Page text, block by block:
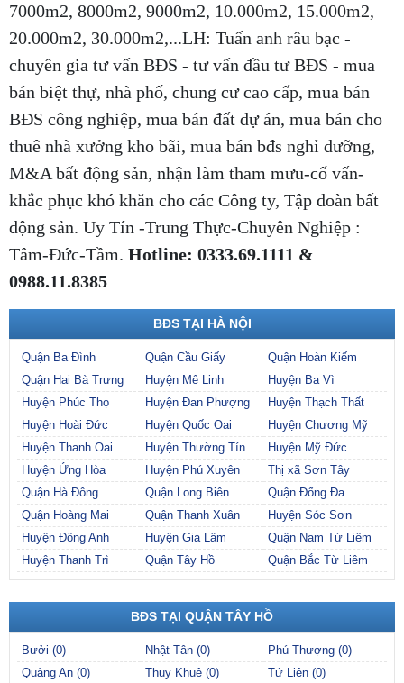
7000m2, 8000m2, 9000m2, 10.000m2, 15.000m2,
20.000m2, 30.000m2,...LH: Tuấn anh râu bạc -
chuyên gia tư vấn BĐS - tư vấn đầu tư BĐS - mua
bán biệt thự, nhà phố, chung cư cao cấp, mua bán
BĐS công nghiệp, mua bán đất dự án, mua bán cho
thuê nhà xưởng kho bãi, mua bán bđs nghỉ dưỡng,
M&A bất động sản, nhận làm tham mưu-cố vấn-
khắc phục khó khăn cho các Công ty, Tập đoàn bất
động sản. Uy Tín -Trung Thực-Chuyên Nghiệp :
Tâm-Đức-Tầm. Hotline: 0333.69.1111 &
0988.11.8385
BĐS TẠI HÀ NỘI
Quận Ba Đình Quận Cầu Giấy
Quận Hoàn Kiếm
Quận Hai Bà Trưng
Huyện Mê Linh
Huyện Ba Vì
Huyện Phúc Thọ
Huyện Đan Phượng
Huyện Thạch Thất
Huyện Hoài Đức
Huyện Quốc Oai
Huyện Chương Mỹ
Huyện Thanh Oai
Huyện Thường Tín
Huyện Mỹ Đức
Huyện Ứng Hòa
Huyện Phú Xuyên
Thị xã Sơn Tây
Quận Hà Đông
Quận Long Biên
Quận Đống Đa
Quận Hoàng Mai
Quận Thanh Xuân
Huyện Sóc Sơn
Huyện Đông Anh
Huyện Gia Lâm
Quận Nam Từ Liêm
Huyện Thanh Trì
Quận Tây Hồ Quận Bắc Từ Liêm
BĐS TẠI QUẬN TÂY HỒ
Bưởi (0) Nhật Tân (0)
Phú Thượng (0)
Quảng An (0)
Thụy Khuê (0) Tứ Liên (0)